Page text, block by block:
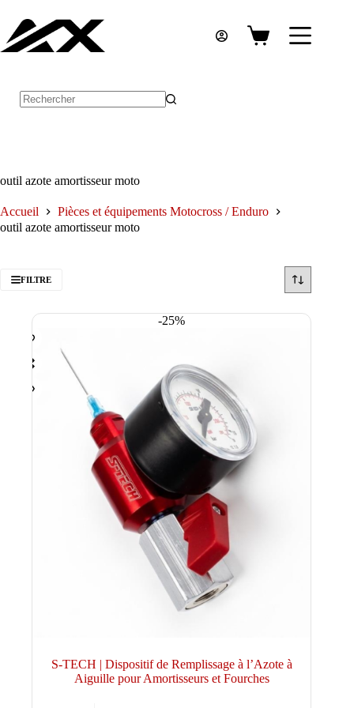
contenu
Panier
outil azote amortisseur moto
Accueil
Pièces et équipements Motocross / Enduro
outil azote amortisseur moto
FILTRE
-25%
S-TECH | Dispositif de Remplissage à l’Azote à
Aiguille pour Amortisseurs et Fourches